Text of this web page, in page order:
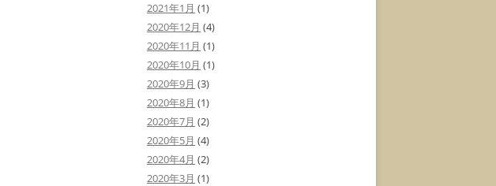
2021年1月 (1)
2020年12月 (4)
2020年11月 (1)
2020年10月 (1)
2020年9月 (3)
2020年8月 (1)
2020年7月 (2)
2020年5月 (4)
2020年4月 (2)
2020年3月 (1)